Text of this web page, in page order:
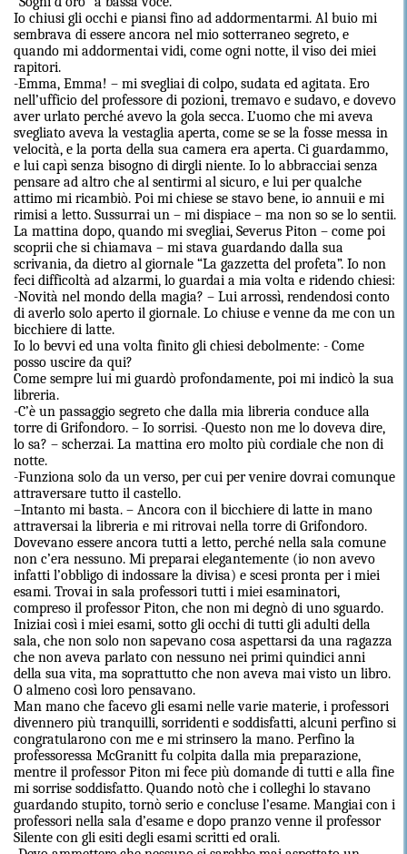
Io chiusi gli occhi e piansi fino ad addormentarmi. Al buio mi
sembrava di essere ancora nel mio sotterraneo segreto, e
quando mi addormentai vidi, come ogni notte, il viso dei miei
rapitori.
-Emma, Emma! – mi svegliai di colpo, sudata ed agitata. Ero
nell’ufficio del professore di pozioni, tremavo e sudavo, e dovevo
aver urlato perché avevo la gola secca. L’uomo che mi aveva
svegliato aveva la vestaglia aperta, come se se la fosse messa in
velocità, e la porta della sua camera era aperta. Ci guardammo,
e lui capì senza bisogno di dirgli niente. Io lo abbracciai senza
pensare ad altro che al sentirmi al sicuro, e lui per qualche
attimo mi ricambiò. Poi mi chiese se stavo bene, io annuii e mi
rimisi a letto. Sussurrai un – mi dispiace – ma non so se lo sentii.
La mattina dopo, quando mi svegliai, Severus Piton – come poi
scoprii che si chiamava – mi stava guardando dalla sua
scrivania, da dietro al giornale “La gazzetta del profeta”. Io non
feci difficoltà ad alzarmi, lo guardai a mia volta e ridendo chiesi:
-Novità nel mondo della magia? – Lui arrossì, rendendosi conto
di averlo solo aperto il giornale. Lo chiuse e venne da me con un
bicchiere di latte.
Io lo bevvi ed una volta finito gli chiesi debolmente: - Come
posso uscire da qui?
Come sempre lui mi guardò profondamente, poi mi indicò la sua
libreria.
-C’è un passaggio segreto che dalla mia libreria conduce alla
torre di Grifondoro. – Io sorrisi. -Questo non me lo doveva dire,
lo sa? – scherzai. La mattina ero molto più cordiale che non di
notte.
-Funziona solo da un verso, per cui per venire dovrai comunque
attraversare tutto il castello.
–Intanto mi basta. – Ancora con il bicchiere di latte in mano
attraversai la libreria e mi ritrovai nella torre di Grifondoro.
Dovevano essere ancora tutti a letto, perché nella sala comune
non c’era nessuno. Mi preparai elegantemente (io non avevo
infatti l’obbligo di indossare la divisa) e scesi pronta per i miei
esami. Trovai in sala professori tutti i miei esaminatori,
compreso il professor Piton, che non mi degnò di uno sguardo.
Iniziai così i miei esami, sotto gli occhi di tutti gli adulti della
sala, che non solo non sapevano cosa aspettarsi da una ragazza
che non aveva parlato con nessuno nei primi quindici anni
della sua vita, ma soprattutto che non aveva mai visto un libro.
O almeno così loro pensavano.
Man mano che facevo gli esami nelle varie materie, i professori
divennero più tranquilli, sorridenti e soddisfatti, alcuni perfino si
congratularono con me e mi strinsero la mano. Perfino la
professoressa McGranitt fu colpita dalla mia preparazione,
mentre il professor Piton mi fece più domande di tutti e alla fine
mi sorrise soddisfatto. Quando notò che i colleghi lo stavano
guardando stupito, tornò serio e concluse l’esame. Mangiai con i
professori nella sala d’esame e dopo pranzo venne il professor
Silente con gli esiti degli esami scritti ed orali.